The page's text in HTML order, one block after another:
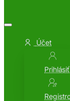
Účet
Prihlásiť